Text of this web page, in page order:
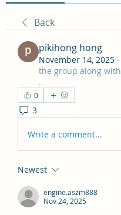
Back
pikihong hong
November 14, 2025 ·
the group along with
.
0
3
Write a comment...
Newest
engine.aszm888
Nov 24, 2025